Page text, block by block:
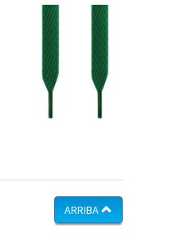
ARRIBA